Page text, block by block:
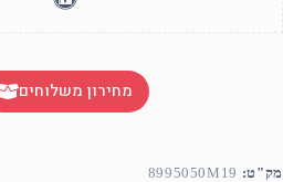
מחירון משלוחים
מק"ט: 8995050M19